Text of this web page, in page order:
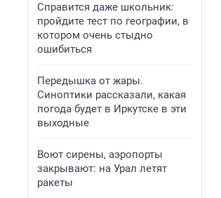
Справится даже школьник:
пройдите тест по географии, в
котором очень стыдно
ошибиться
Передышка от жары.
Синоптики рассказали, какая
погода будет в Иркутске в эти
выходные
Воют сирены, аэропорты
закрывают: на Урал летят
ракеты